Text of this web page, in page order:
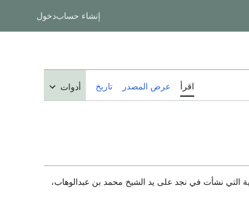
إنشاء حسابدخول
اقرأ عرض المصدر تاريخ أدوات
التي نشأت في نجد على يد الشيخ محمد بن عبدالوهاب،